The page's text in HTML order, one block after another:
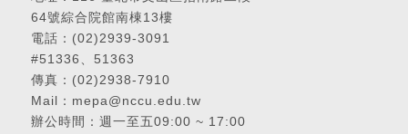
64號綜合院館南棟13樓
電話： (02)2939-3091
#51336、51363
傳真：(02)2938-7910
Mail： mepa@nccu.edu.tw
辦公時間：週一至五09:00 ~ 17:00